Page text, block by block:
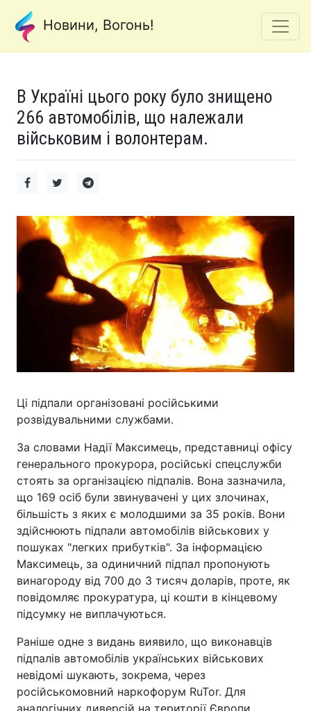
Новини, Вогонь!
В Україні цього року було знищено
266 автомобілів, що належали
військовим і волонтерам.
Ці підпали організовані російськими
розвідувальними службами.
За словами Надії Максимець, представниці офісу
генерального прокурора, російські спецслужби
стоять за організацією підпалів. Вона зазначила,
що 169 осіб були звинувачені у цих злочинах,
більшість з яких є молодшими за 35 років. Вони
здійснюють підпали автомобілів військових у
пошуках "легких прибутків". За інформацією
Максимець, за одиничний підпал пропонують
винагороду від 700 до 3 тисяч доларів, проте, як
повідомляє прокуратура, ці кошти в кінцевому
підсумку не виплачуються.
Раніше одне з видань виявило, що виконавців
підпалів автомобілів українських військових
невідомі шукають, зокрема, через
російськомовний наркофорум RuTor. Для
аналогічних диверсій на території Європи